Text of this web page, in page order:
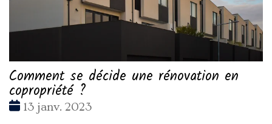
Comment se décide une rénovation en
copropriété ?
Date
13 janv. 2023